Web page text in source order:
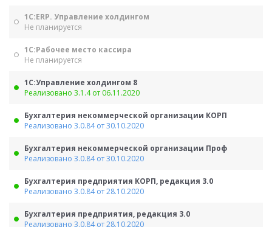
1С:ERP. Управление холдингом
Не планируется
1С:Рабочее место кассира
Не планируется
1С:Управление холдингом 8
Реализовано 3.1.4 от 06.11.2020
Бухгалтерия некоммерческой организации КОРП
Реализовано 3.0.84 от 30.10.2020
Бухгалтерия некоммерческой организации Проф
Реализовано 3.0.84 от 30.10.2020
Бухгалтерия предприятия КОРП, редакция 3.0
Реализовано 3.0.84 от 28.10.2020
Бухгалтерия предприятия, редакция 3.0
Реализовано 3.0.84 от 28.10.2020